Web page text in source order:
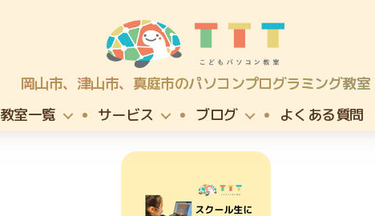
TTT
こ
ど
岡山市、津山市、真庭市のパソコンプログラミング教室
教室一覧 サービス ブログ よくある質問